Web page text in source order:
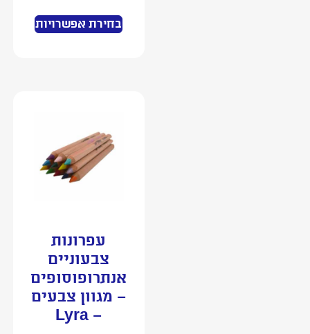
בחירת אפשרויות
עפרונות
צבעוניים
אנתרופוסופים
– מגוון צבעים
– Lyra